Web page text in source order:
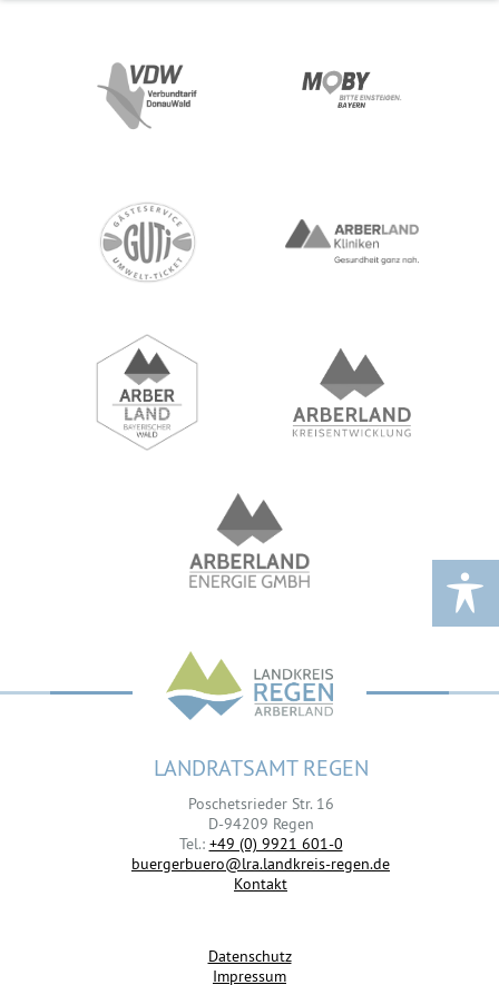
LANDRATSAMT REGEN
Poschetsrieder Str. 16
D-94209 Regen
Tel.: +49 (0) 9921 601-0
buergerbuero@lra.landkreis-regen.de
Kontakt
Datenschutz
Impressum